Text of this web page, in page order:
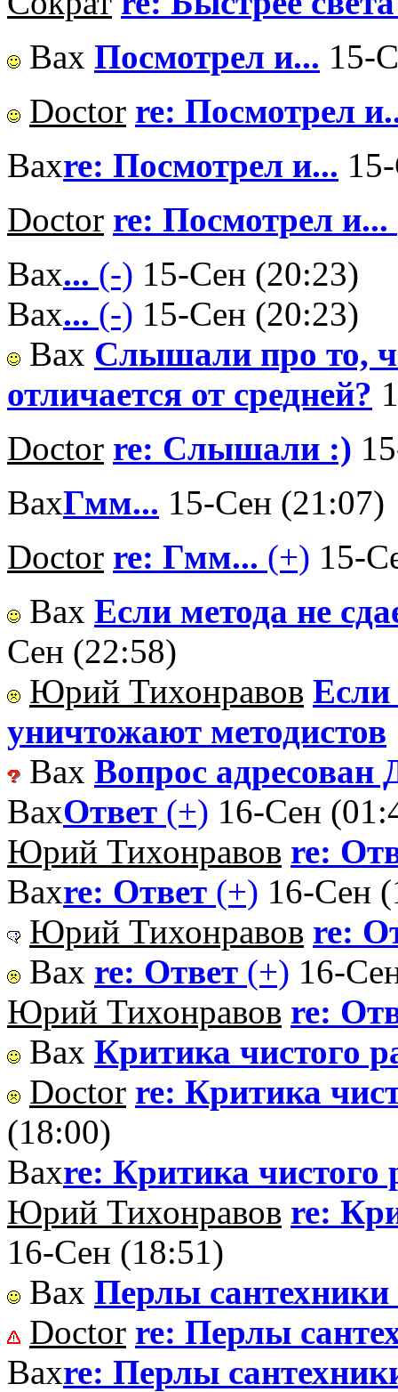
Вах Посмотрел и... 15-
Doctor re: Посмотрел
Вахre: Посмотрел и...
Doctor re: Посмотрел и...
Вах... (-) 15-Сен (20:23)
Вах... (-) 15-Сен (20:23)
Вах Слышали про то,
отличается от средней?
Doctor re: Слышали :)
ВахГмм... 15-Сен (21:07)
Doctor re: Гмм... (+) 15-
Вах Если метода не
Сен (22:58)
Юрий Тихонравов Если
уничтожают методистов
Вах Вопрос адресован
ВахОтвет (+) 16-Сен
Юрий Тихонравов re:
Вахre: Ответ (+) 16-Сен
Юрий Тихонравов re:
Вах re: Ответ (+) 16-
Юрий Тихонравов re:
Вах Критика чистого
Doctor re: Критика
(18:00)
Вахre: Критика чистого
Юрий Тихонравов re:
16-Сен (18:51)
Вах Перлы сантехники
Doctor re: Перлы
Вахre: Перлы